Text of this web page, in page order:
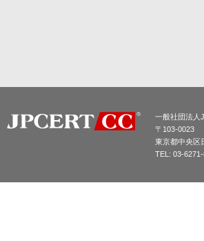
一般社団法人
〒103-0023
東京都中央区
TEL: 03-